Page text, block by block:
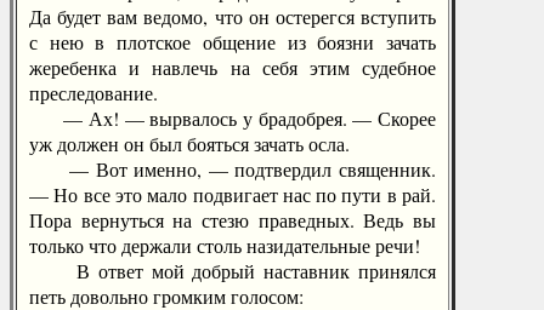
Да будет вам ведомо, что он остерегся вступить
с нею в плотское общение из боязни зачать
жеребенка и навлечь на себя этим судебное
преследование.
— Ах! — вырвалось у брадобрея. — Скорее
уж должен он был бояться зачать осла.
— Вот именно, — подтвердил священник.
— Но все это мало подвигает нас по пути в рай.
Пора вернуться на стезю праведных. Ведь вы
только что держали столь назидательные речи!
В ответ мой добрый наставник принялся
петь довольно громким голосом: